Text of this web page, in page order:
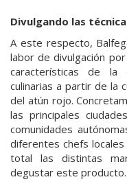
Divulgando las
A este respecto,
labor de divulgación
características de la
culinarias a partir de la
del atún rojo.
las principales
comunidades
diferentes chefs
total las distintas
degustar este producto.